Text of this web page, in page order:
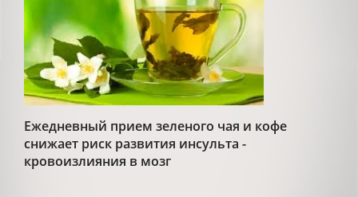
Ежедневный прием зеленого чая и кофе
снижает риск развития инсульта -
кровоизлияния в мозг